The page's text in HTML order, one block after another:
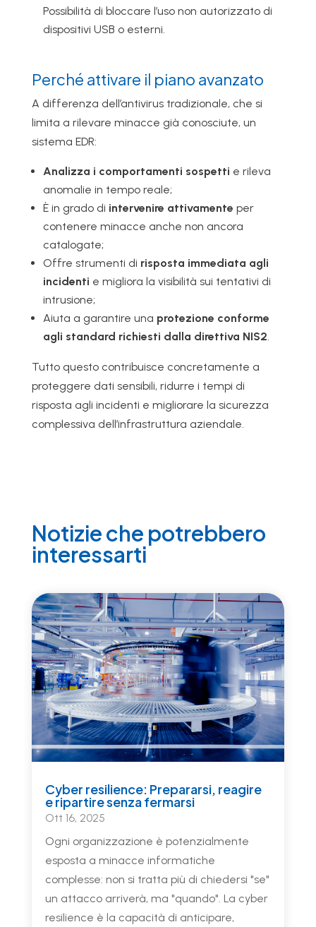
Possibilità di bloccare l’uso non autorizzato di
dispositivi USB o esterni.
Perché attivare il piano avanzato
A differenza dell’antivirus tradizionale, che si
limita a rilevare minacce già conosciute, un
sistema EDR:
Analizza i comportamenti sospetti e rileva
anomalie in tempo reale;
È in grado di intervenire attivamente per
contenere minacce anche non ancora
catalogate;
Offre strumenti di risposta immediata agli
incidenti e migliora la visibilità sui tentativi di
intrusione;
Aiuta a garantire una protezione conforme
agli standard richiesti dalla direttiva NIS2
Tutto questo contribuisce concretamente a
proteggere dati sensibili, ridurre i tempi di
risposta agli incidenti e migliorare la sicurezza
complessiva dell’infrastruttura aziendale.
Notizie che potrebbero
interessarti
Cyber resilience: Prepararsi, reagire
e ripartire senza fermarsi
Ott 16, 2025
Ogni organizzazione è potenzialmente
esposta a minacce informatiche
complesse: non si tratta più di chiedersi "se"
un attacco arriverà, ma "quando". La cyber
resilience è la capacità di anticipare,